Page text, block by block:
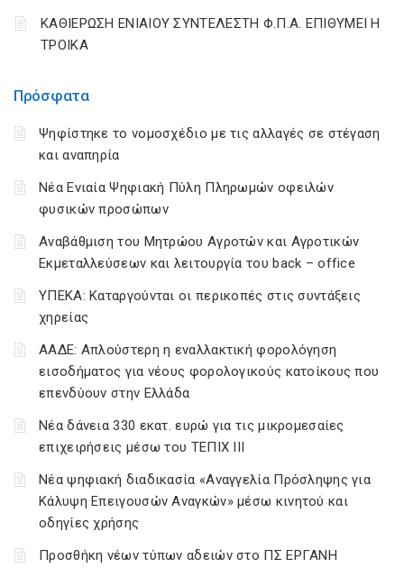
Πρόσφατα
Ψηφίστηκε το νομοσχέδιο με τις αλλαγές σε στέγαση
και αναπηρία
Νέα Ενιαία Ψηφιακή Πύλη Πληρωμών οφειλών
φυσικών προσώπων
Αναβάθμιση του Μητρώου Αγροτών και Αγροτικών
Εκμεταλλεύσεων και λειτουργία του back – office
ΥΠΕΚΑ: Καταργούνται οι περικοπές στις συντάξεις
χηρείας
ΑΑΔΕ: Απλούστερη η εναλλακτική φορολόγηση
εισοδήματος για νέους φορολογικούς κατοίκους που
επενδύουν στην Ελλάδα
Νέα δάνεια 330 εκατ. ευρώ για τις μικρομεσαίες
επιχειρήσεις μέσω του ΤΕΠΙΧ ΙΙΙ
Νέα ψηφιακή διαδικασία «Αναγγελία Πρόσληψης για
Κάλυψη Επειγουσών Αναγκών» μέσω κινητού και
οδηγίες χρήσης
Προσθήκη νέων τύπων αδειών στο ΠΣ ΕΡΓΑΝΗ
ΚΑΘΙΕΡΩΣΗ ΕΝΙΑΙΟΥ ΣΥΝΤΕΛΕΣΤΗ Φ.Π.Α. ΕΠΙΘΥΜΕΙ Η
ΤΡΟΙΚΑ